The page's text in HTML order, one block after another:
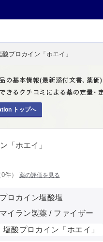
酸プロカイン「ホエイ」
トップへ
「ホエイ」
件） 薬の評価を見る
プロカイン塩酸塩
マイラン製薬 / ファイザー
塩酸プロカイン「ホエイ」